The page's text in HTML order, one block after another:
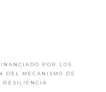
POR LOS
DEL MECANISMO DE
RESILIENCIA